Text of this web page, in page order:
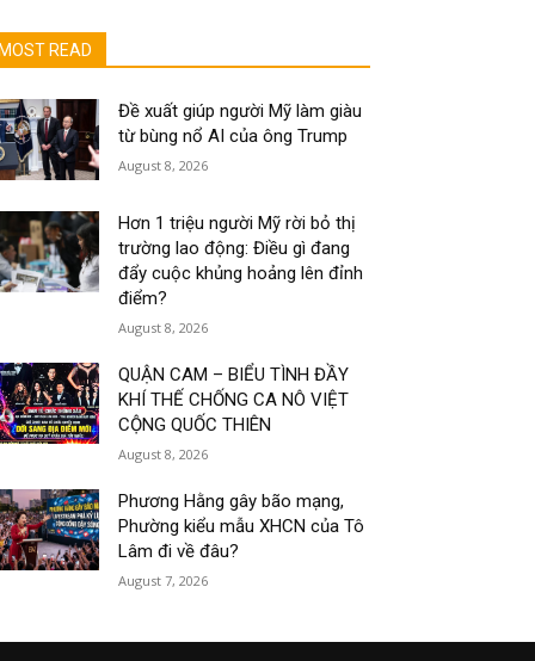
MOST READ
Đề xuất giúp người Mỹ làm giàu
từ bùng nổ AI của ông Trump
August 8, 2026
Hơn 1 triệu người Mỹ rời bỏ thị
trường lao động: Điều gì đang
đẩy cuộc khủng hoảng lên đỉnh
điểm?
August 8, 2026
QUẬN CAM – BIỂU TÌNH ĐẦY
KHÍ THẾ CHỐNG CA NÔ VIỆT
CỘNG QUỐC THIÊN
August 8, 2026
Phương Hằng gây bão mạng,
Phường kiểu mẫu XHCN của Tô
Lâm đi về đâu?
August 7, 2026